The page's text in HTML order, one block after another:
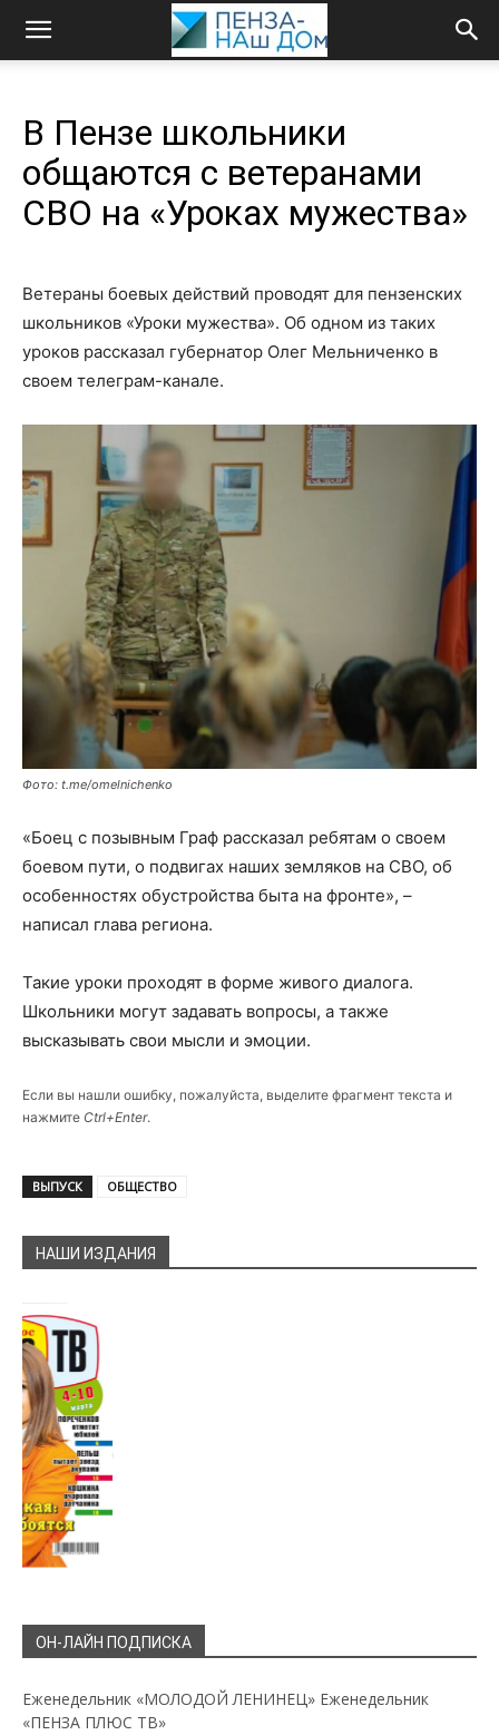
В Пензе школьники
общаются с ветеранами
СВО на «Уроках мужества»
Ветераны боевых действий проводят для пензенских
школьников «Уроки мужества». Об одном из таких
уроков рассказал губернатор Олег Мельниченко в
своем телеграм-канале.
Фото: t.me/omelnichenko
«Боец с позывным Граф рассказал ребятам о своем
боевом пути, о подвигах наших земляков на СВО, об
особенностях обустройства быта на фронте», –
написал глава региона.
Такие уроки проходят в форме живого диалога.
Школьники могут задавать вопросы, а также
высказывать свои мысли и эмоции.
Если вы нашли ошибку, пожалуйста, выделите фрагмент текста и
нажмите Ctrl+Enter.
ВЫПУСК ОБЩЕСТВО
НАШИ ИЗДАНИЯ
ОН-ЛАЙН ПОДПИСКА
Еженедельник «МОЛОДОЙ ЛЕНИНЕЦ» Еженедельник
«ПЕНЗА ПЛЮС ТВ»